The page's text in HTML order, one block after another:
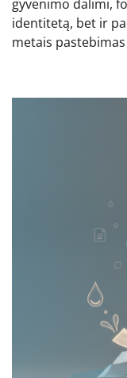
gyvenimo dalimi,
identitetą, bet ir
metais